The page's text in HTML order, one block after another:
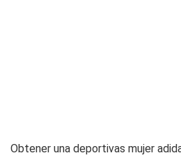
Obtener una deportivas mujer